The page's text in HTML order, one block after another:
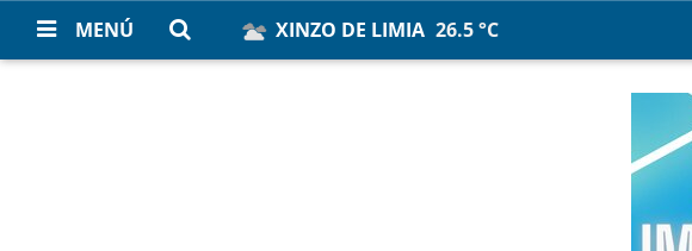
MENÚ XINZO DE LIMIA 26.5 °C